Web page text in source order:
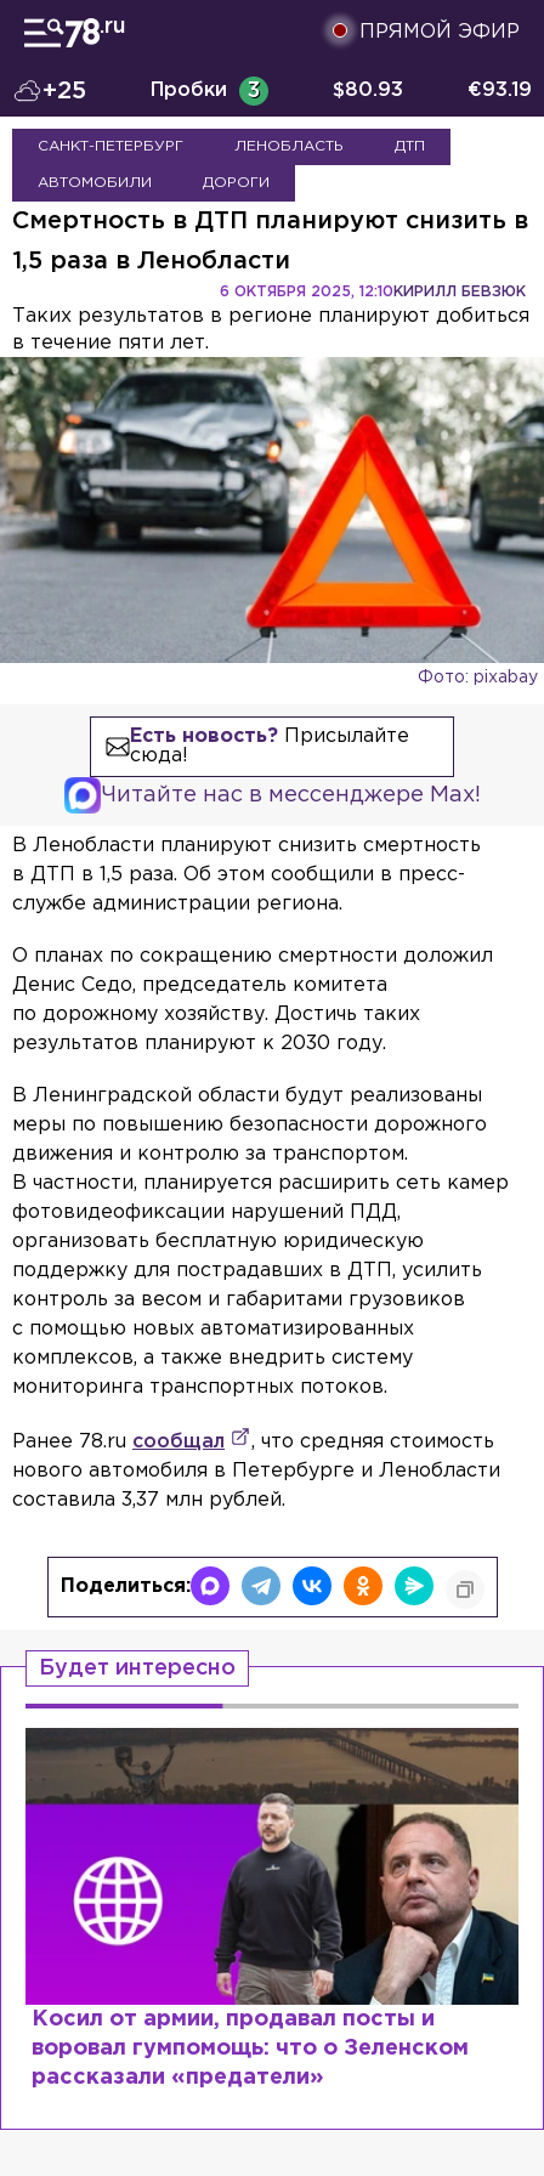
ПРЯМОЙ ЭФИР
+25 Пробки 3 $80.93 €93.19
САНКТ-ПЕТЕРБУРГ ЛЕНОБЛАСТЬ ДТП
АВТОМОБИЛИ ДОРОГИ
Смертность в ДТП планируют снизить в
1,5 раза в Ленобласти
КИРИЛЛ БЕВЗЮК
6 ОКТЯБРЯ 2025, 12:10
Таких результатов в регионе планируют добиться
в течение пяти лет.
Фото: pixabay
Есть новость?Присылайте
сюда!
Читайте нас в мессенджере Max!
В Ленобласти планируют снизить смертность
в ДТП в 1,5 раза. Об этом сообщили в пресс-
службе администрации региона.
О планах по сокращению смертности доложил
Денис Седо, председатель комитета
по дорожному хозяйству. Достичь таких
результатов планируют к 2030 году.
В Ленинградской области будут реализованы
меры по повышению безопасности дорожного
движения и контролю за транспортом.
В частности, планируется расширить сеть камер
фотовидеофиксации нарушений ПДД,
организовать бесплатную юридическую
поддержку для пострадавших в ДТП, усилить
контроль за весом и габаритами грузовиков
с помощью новых автоматизированных
комплексов, а также внедрить систему
мониторинга транспортных потоков.
Ранее 78.ru сообщал
, что средняя стоимость
нового автомобиля в Петербурге и Ленобласти
составила 3,37 млн рублей.
Поделиться:
Будет интересно
Косил от армии, продавал посты и
воровал гумпомощь: что о Зеленском
рассказали «предатели»